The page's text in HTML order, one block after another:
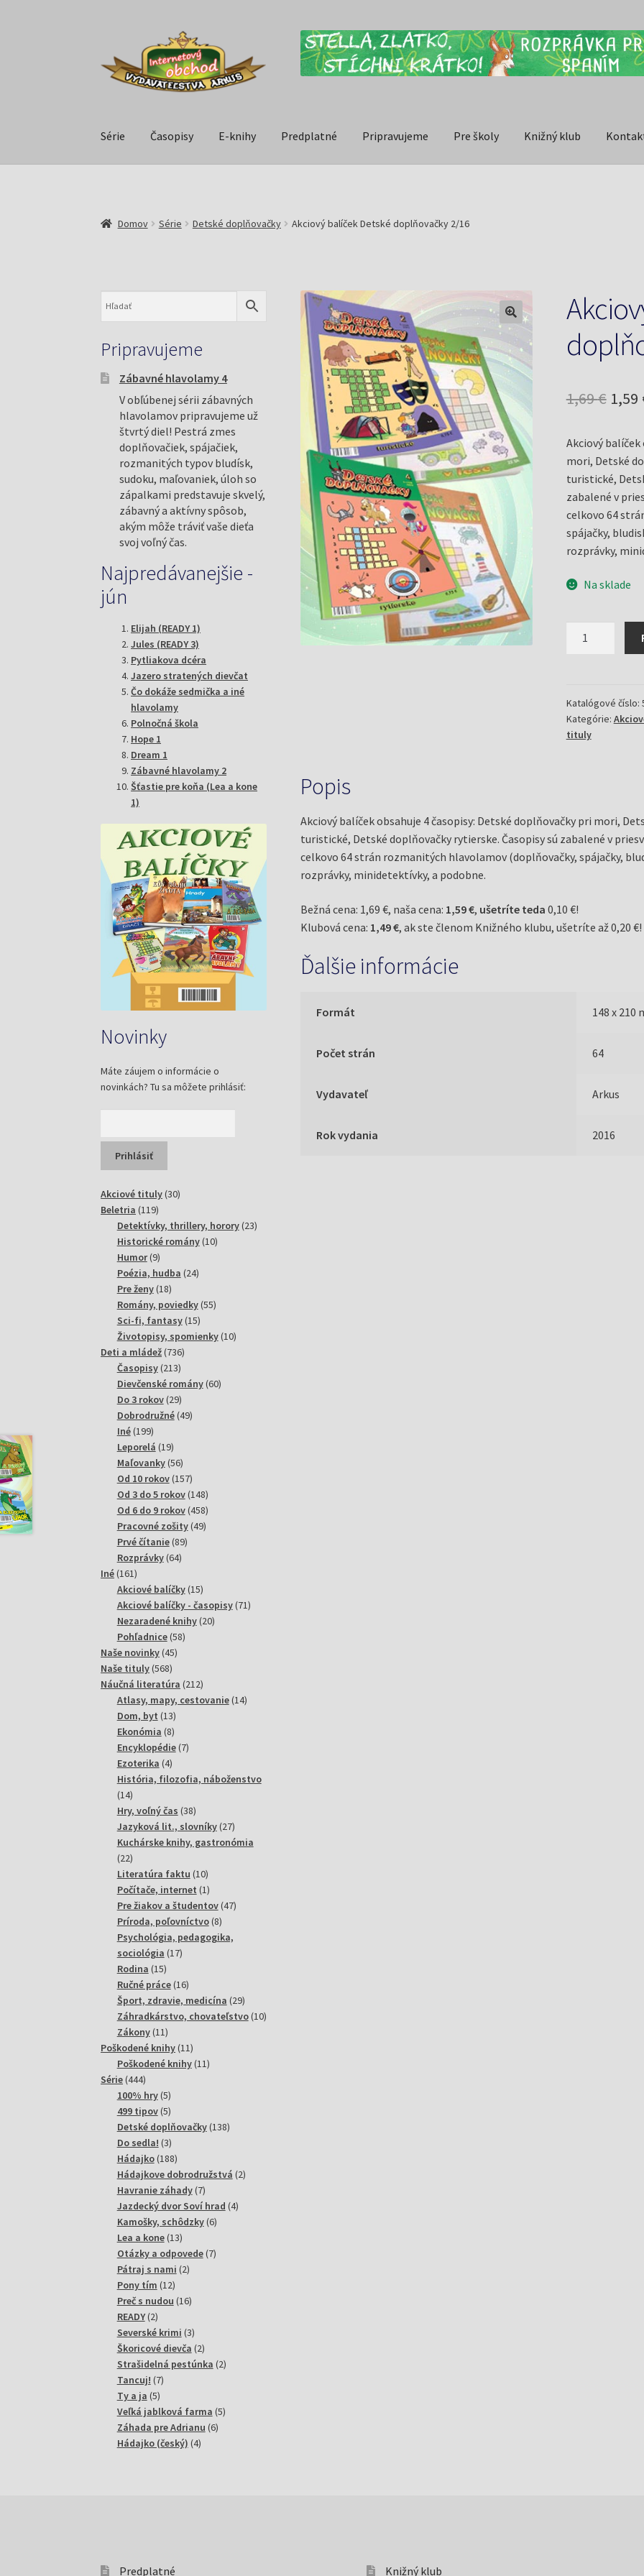
Série Časopisy E-knihy Predplatné Pripravujeme Pre školy Knižný klub
Domov Série Detské doplňovačky Akciový balíček Detské doplňovačky 2/16
1,69€
bola:
1,69
1,59
Akciový balíček
mori, Detské
turistické,
zabalené v
celkovo 64
spájačky,
rozprávky,
Na sklade
doplňovačky
2/16
Katalógové číslo:
Kategórie:
tituly
Popis
Akciový balíček obsahuje 4 časopisy: Detské doplňovačky pri mori,
turistické, Detské doplňovačky rytierske. Časopisy sú zabalené v
celkovo 64 strán rozmanitých hlavolamov (doplňovačky, spájačky,
rozprávky, minidetektívky, a podobne.
Bežná cena: 1,69 €, naša cena: 1,59 €, ušetríte teda 0,10 €!
Klubová cena: 1,49 €, ak ste členom Knižného klubu, ušetríte až 0,20 €!
Ďalšie informácie
Formát 148 x 210
Počet strán 64
Vydavateľ Arkus
Rok vydania 2016
Pripravujeme
Zábavné hlavolamy 4
V obľúbenej sérii zábavných
hlavolamov pripravujeme už
štvrtý diel! Pestrá zmes
doplňovačiek, spájačiek,
rozmanitých typov bludísk,
sudoku, maľovaniek, úloh so
zápalkami predstavuje skvelý,
zábavný a aktívny spôsob,
akým môže tráviť vaše dieťa
svoj voľný čas.
Najpredávanejšie -
jún
Elijah (READY 1)
Jules (READY 3)
Pytliakova dcéra
Jazero stratených dievčat
Čo dokáže sedmička a iné
hlavolamy
Polnočná škola
Hope 1
Dream 1
Zábavné hlavolamy 2
Šťastie pre koňa (Lea a kone
1)
Novinky
Máte záujem o informácie o
novinkách? Tu sa môžete prihlásiť:
Akciové tituly 3030
Beletria 119119
produktov
Detektívky, thrillery, horory 2323
Historické romány 1010
Humor 99
produktov
Poézia, hudba 2424
Pre ženy 1818
produktov
Romány, poviedky 5555
Sci-fi, fantasy 1515
produktov
Životopisy, spomienky 1010
Deti a mládež 736736
Časopisy 213213
produktov
Dievčenské romány 6060
Do 3 rokov 2929
produktov
Dobrodružné 4949
Iné 199199
produktov
Leporelá 1919
produktov
Maľovanky 5656
produktov
Od 10 rokov 157157
produktov
Od 3 do 5 rokov 148148
produktov
Od 6 do 9 rokov 458458
produktov
Pracovné zošity 4949
Prvé čítanie 8989
Rozprávky 6464
Iné 161161
produktov
Akciové balíčky 1515
produktov
Akciové balíčky - časopisy 7171
Nezaradené knihy 2020
Pohľadnice 5858
Naše novinky 4545
Naše tituly 568568
produktov
Náučná literatúra 212212
produktov
Atlasy, mapy, cestovanie 1414
Dom, byt 1313
produktov
Ekonómia 88
produktov
Encyklopédie 77
Ezoterika 44
produkty
História, filozofia, náboženstvo
1414
produktov
Hry, voľný čas 3838
produktov
Jazyková lit., slovníky 2727
produktov
Kuchárske knihy, gastronómia
2222
produktov
Literatúra faktu 1010
produktov
Počítače, internet 11
produkt
Pre žiakov a študentov 4747
Príroda, poľovníctvo 88
produktov
Psychológia, pedagogika,
sociológia 1717
Rodina 1515
produktov
Ručné práce 1616
produktov
Šport, zdravie, medicína 2929
produktov
Záhradkárstvo, chovateľstvo 1010
Zákony 1111
produktov
Poškodené knihy 1111
produktov
Poškodené knihy 1111
Série 444444
produktov
100% hry 55
produktov
499 tipov 55
produktov
Detské doplňovačky 138138
Do sedla! 33
produkty
Hádajko 188188
produktov
Hádajkove dobrodružstvá 22
Havranie záhady 77
produktov
Jazdecký dvor Soví hrad 44
Kamošky, schôdzky 66
Lea a kone 1313
produktov
Otázky a odpovede 77
Pátraj s nami 22
Pony tím 1212
produktov
Preč s nudou 1616
READY 22
produkty
Severské krimi 33
produkty
Škoricové dievča 22
produkty
Strašidelná pestúnka 22
Tancuj! 77
Ty a ja 55
produktov
Veľká jablková farma 55
Záhada pre Adrianu 66
Hádajko (český) 44
Predplatné Knižný klub